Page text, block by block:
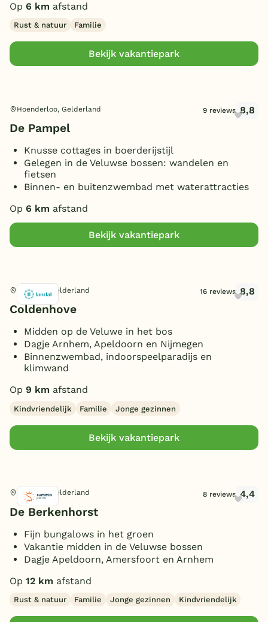
Op 6 km afstand
Rust & natuur Familie
Bekijk vakantiepark
Hoenderloo, Gelderland 9 reviews 8,8
De Pampel
Knusse cottages in boerderijstijl
Gelegen in de Veluwse bossen: wandelen en
fietsen
Binnen- en buitenzwembad met waterattracties
Op 6 km afstand
Bekijk vakantiepark
Eerbeek, Gelderland 16 reviews 8,8
Coldenhove
Midden op de Veluwe in het bos
Dagje Arnhem, Apeldoorn en Nijmegen
Binnenzwembad, indoorspeelparadijs en
klimwand
Op 9 km afstand
Kindvriendelijk Familie Jonge gezinnen
Bekijk vakantiepark
Kootwijk, Gelderland 8 reviews 4,4
De Berkenhorst
Fijn bungalows in het groen
Vakantie midden in de Veluwse bossen
Dagje Apeldoorn, Amersfoort en Arnhem
Op 12 km afstand
Rust & natuur Familie Jonge gezinnen Kindvriendelijk